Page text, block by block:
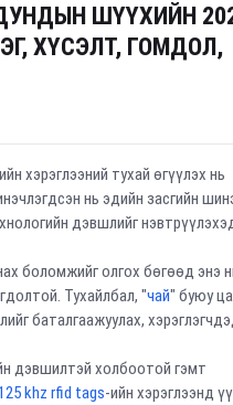
ШҮҮХИЙН
ХҮСЭЛТ, ГОМДОЛ,
хэрэглээний тухай өгүүлэх нь
нь эдийн засгийн
дэвшлийг
боломжийг олгох бөгөөд энэ
Тухайлбал, "чай" буюу
баталгаажуулах,
дэвшилтэй холбоотой гэмт
khz rfid tags-ийн хэрэглээнд